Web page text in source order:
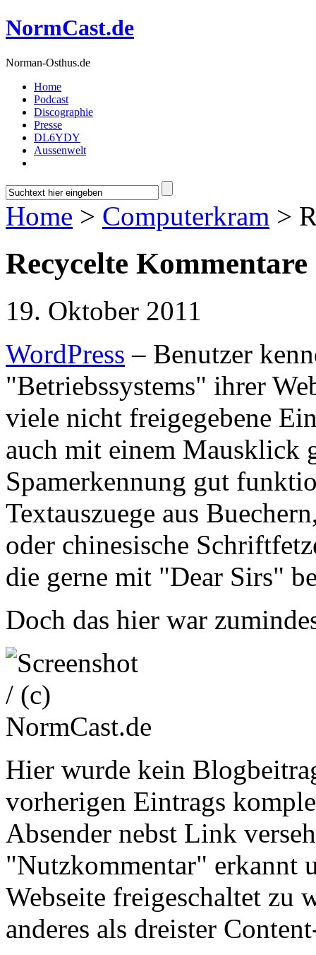
NormCast.de
Norman-Osthus.de
Home
Podcast
Discographie
Presse
DL6YDY
Aussenwelt
Home > Computerkram >
Recycelte Kommentare
19. Oktober 2011
WordPress – Benutzer
"Betriebssystems" ihrer
viele nicht freigegebene
auch mit einem Mausklick
Spamerkennung gut
Textauszuege aus
oder chinesische
die gerne mit "Dear Sirs"
Doch das hier war
Hier wurde kein
vorherigen Eintrags
Absender nebst Link
"Nutzkommentar" erkannt
Webseite freigeschaltet zu
anderes als dreister